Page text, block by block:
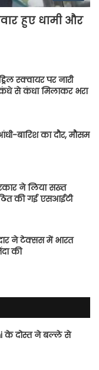
हुए धामी और
स्क्वायर पर नारी
से कंधा मिलाकर भरा
बारिश का दौर, मौसम
ने लिया सख्त
की गई एसआईटी
ने टेक्सस में भारत
की
के दोस्त ने बल्ले से